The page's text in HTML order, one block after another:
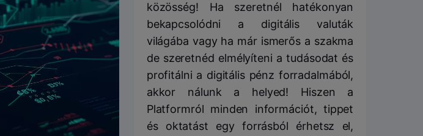
közösség! Ha szeretnél hatékonyan
bekapcsolódni a digitális valuták
világába vagy ha már ismerős a szakma
de szeretnéd elmélyíteni a tudásodat és
profitálni a digitális pénz forradalmából,
akkor nálunk a helyed! Hiszen a
Platformról minden információt, tippet
és oktatást egy forrásból érhetsz el,